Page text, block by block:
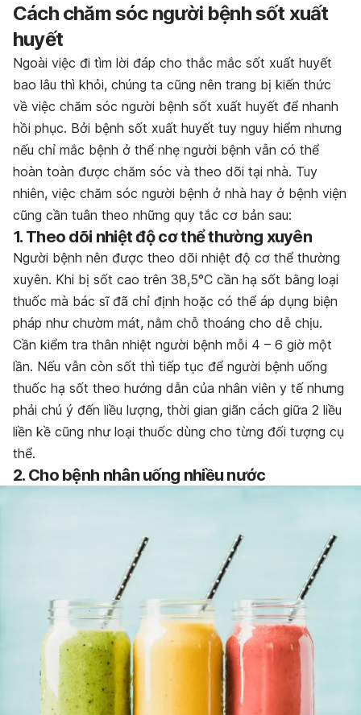
Cách chăm sóc người bệnh sốt xuất
huyết
Ngoài việc đi tìm lời đáp cho thắc mắc sốt xuất huyết
bao lâu thì khỏi, chúng ta cũng nên trang bị kiến thức
về việc chăm sóc người bệnh sốt xuất huyết để nhanh
hồi phục. Bởi bệnh sốt xuất huyết tuy nguy hiểm nhưng
nếu chỉ mắc bệnh ở thể nhẹ người bệnh vẫn có thể
hoàn toàn được chăm sóc và theo dõi tại nhà. Tuy
nhiên, việc chăm sóc người bệnh ở nhà hay ở bệnh viện
cũng cần tuân theo những quy tắc cơ bản sau:
1. Theo dõi nhiệt độ cơ thể thường xuyên
Người bệnh nên được theo dõi nhiệt độ cơ thể thường
xuyên. Khi bị sốt cao trên 38,5°C cần hạ sốt bằng loại
thuốc mà bác sĩ đã chỉ định hoặc có thể áp dụng biện
pháp như chườm mát, nằm chỗ thoáng cho dễ chịu.
Cần kiểm tra thân nhiệt người bệnh mỗi 4 – 6 giờ một
lần. Nếu vẫn còn sốt thì tiếp tục để người bệnh uống
thuốc hạ sốt theo hướng dẫn của nhân viên y tế nhưng
phải chú ý đến liều lượng, thời gian giãn cách giữa 2 liều
liền kề cũng như loại thuốc dùng cho từng đối tượng cụ
thể.
2. Cho bệnh nhân uống nhiều nước